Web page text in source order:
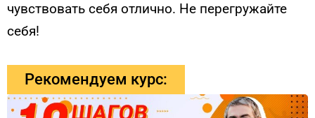
чувствовать себя отлично. Не перегружайте
себя!
Рекомендуем курс: